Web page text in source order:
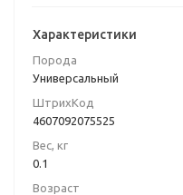
Характеристики
Порода
Универсальный
ШтрихКод
4607092075525
Вес, кг
0.1
Возраст